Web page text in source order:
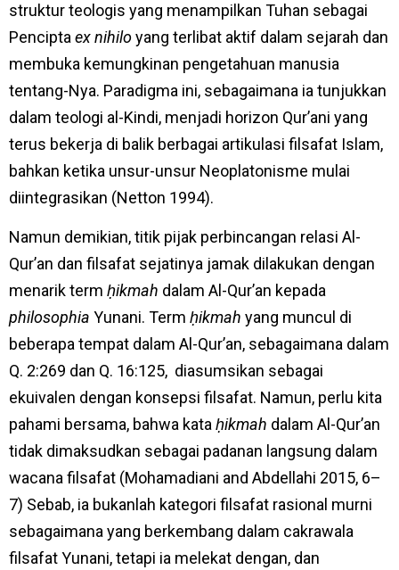
struktur teologis yang menampilkan Tuhan sebagai
Pencipta ex nihiloyang terlibat aktif dalam sejarah dan
membuka kemungkinan pengetahuan manusia
tentang-Nya. Paradigma ini, sebagaimana ia tunjukkan
dalam teologi al-Kindi, menjadi horizon Qur’ani yang
terus bekerja di balik berbagai artikulasi filsafat Islam,
bahkan ketika unsur-unsur Neoplatonisme mulai
diintegrasikan (Netton 1994).
Namun demikian, titik pijak perbincangan relasi Al-
Qur’an dan filsafat sejatinya jamak dilakukan dengan
menarik term ḥikmah dalam Al-Qur’an kepada
philosophia Yunani. Term ḥikmah yang muncul di
beberapa tempat dalam Al-Qur’an, sebagaimana dalam
Q. 2:269 dan Q. 16:125, diasumsikan sebagai
ekuivalen dengan konsepsi filsafat. Namun, perlu kita
pahami bersama, bahwa kata ḥikmah dalam Al-Qur’an
tidak dimaksudkan sebagai padanan langsung dalam
wacana filsafat (Mohamadiani and Abdellahi 2015, 6–
7) Sebab, ia bukanlah kategori filsafat rasional murni
sebagaimana yang berkembang dalam cakrawala
filsafat Yunani, tetapi ia melekat dengan, dan